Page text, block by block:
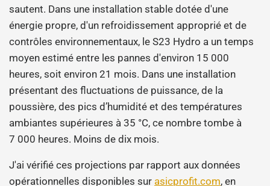
sautent. Dans une installation stable dotée d'une
énergie propre, d'un refroidissement approprié et de
contrôles environnementaux, le S23 Hydro a un temps
moyen estimé entre les pannes d'environ 15 000
heures, soit environ 21 mois. Dans une installation
présentant des fluctuations de puissance, de la
poussière, des pics d’humidité et des températures
ambiantes supérieures à 35 °C, ce nombre tombe à
7 000 heures. Moins de dix mois.
J'ai vérifié ces projections par rapport aux données
opérationnelles disponibles sur asicprofit.com, en